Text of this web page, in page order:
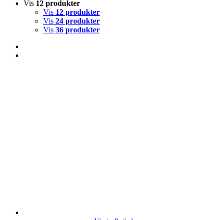
Vis 12 produkter
Vis 12 produkter
Vis 24 produkter
Vis 36 produkter